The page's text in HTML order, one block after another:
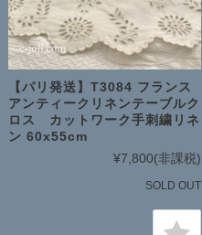
【パリ発送】T3084 フランス
アンティークリネンテーブルク
ロス カットワーク手刺繍リネ
ン 60x55cm
¥7,800(非課税)
SOLD OUT